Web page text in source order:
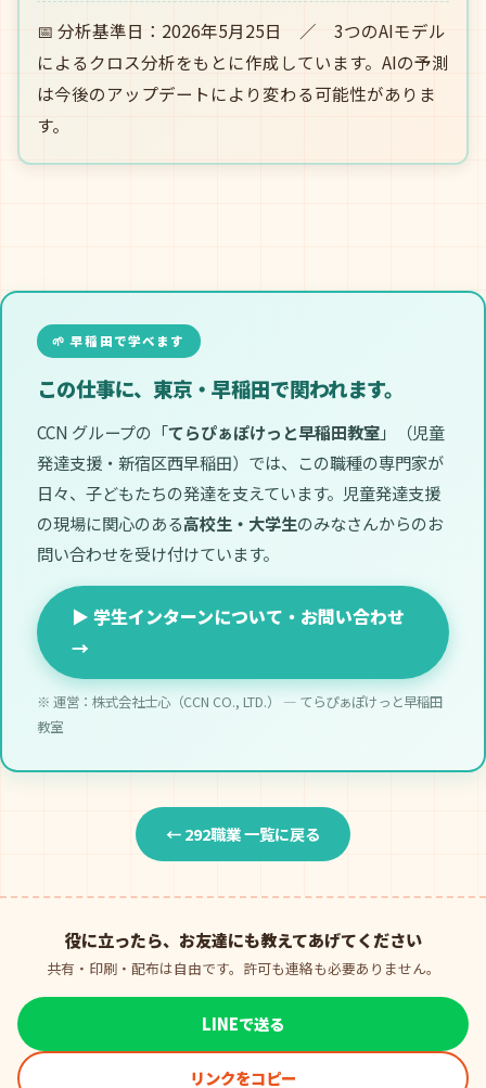
📅 分析基準日：2026年5月25日 ／ 3つのAIモデル
によるクロス分析をもとに作成しています。AIの予測
は今後のアップデートにより変わる可能性がありま
す。
🌱 早稲田で学べます
この仕事に、東京・早稲田で関われます。
CCN グループの「てらぴぁぽけっと早稲田教室」（児童
発達支援・新宿区西早稲田）では、この職種の専門家が
日々、子どもたちの発達を支えています。児童発達支援
の現場に関心のある高校生・大学生のみなさんからのお
問い合わせを受け付けています。
▶ 学生インターンについて・お問い合わせ
→
※ 運営：株式会社士心（CCN CO., LTD.） — てらぴぁぽけっと早稲田
教室
← 292職業 一覧に戻る
役に立ったら、お友達にも教えてあげてください
共有・印刷・配布は自由です。許可も連絡も必要ありません。
LINEで送る
リンクをコピー